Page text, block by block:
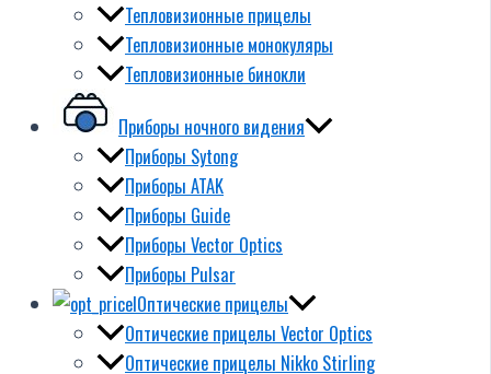
Тепловизионные прицелы
Тепловизионные монокуляры
Тепловизионные бинокли
Приборы ночного видения
Приборы Sytong
Приборы ATAK
Приборы Guide
Приборы Vector Optics
Приборы Pulsar
Оптические прицелы
Оптические прицелы Vector Optics
Оптические прицелы Nikko Stirling